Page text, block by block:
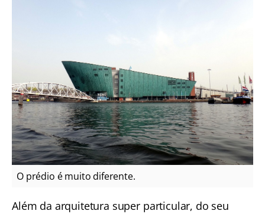
O prédio é muito diferente.
Além da arquitetura super particular, do seu